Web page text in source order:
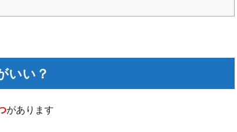
いい？
があります